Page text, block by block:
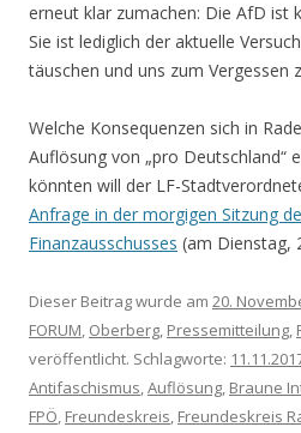
erneut klar zumachen: Die AfD ist
Sie ist lediglich der aktuelle
täuschen und uns zum Vergessen
Welche Konsequenzen sich in
Auflösung von „pro Deutschland“
könnten will der LF-
Anfrage in der morgigen Sitzung
Finanzausschusses (am Dienstag,
Dieser Beitrag wurde am 20.
FORUM, Oberberg, Pressemitteilung,
veröffentlicht. Schlagworte:
Antifaschismus,Auflösung, Braune
FPÖ, Freundeskreis, Freundeskreis